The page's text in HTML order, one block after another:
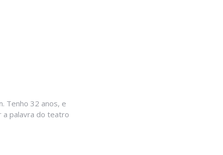
Tenho 32 anos, e
a palavra do teatro